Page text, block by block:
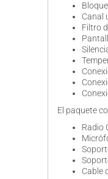
Canal
Filtro
El paquete
Radio
Cable